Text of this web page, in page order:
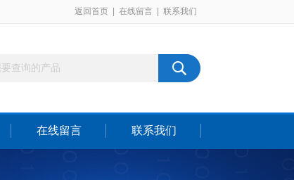
返回首页 在线留言 联系我们
在线留言 联系我们